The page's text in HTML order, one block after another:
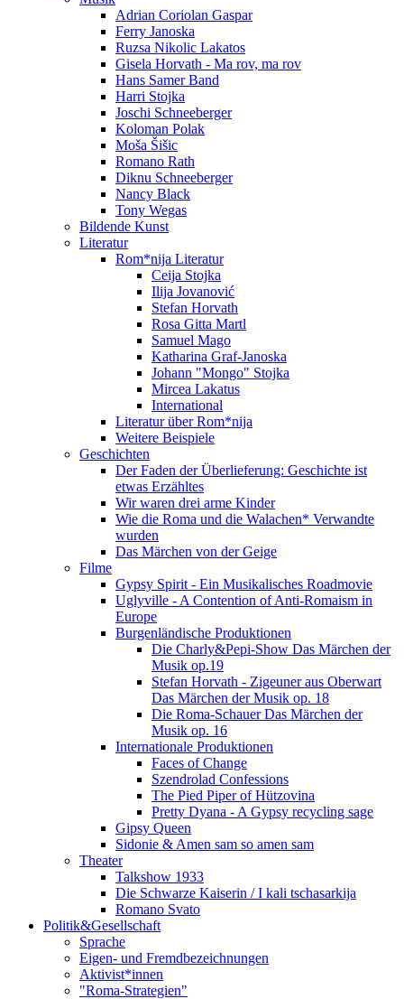
Adrian Coriolan Gaspar
Ferry Janoska
Ruzsa Nikolic Lakatos
Gisela Horvath - Ma rov, ma rov
Hans Samer Band
Harri Stojka
Joschi Schneeberger
Koloman Polak
Moša Šišic
Romano Rath
Diknu Schneeberger
Nancy Black
Tony Wegas
Bildende Kunst
Literatur
Rom*nija Literatur
Ceija Stojka
Ilija Jovanović
Stefan Horvath
Rosa Gitta Martl
Samuel Mago
Katharina Graf-Janoska
Johann "Mongo" Stojka
Mircea Lakatus
International
Literatur über Rom*nija
Weitere Beispiele
Geschichten
Der Faden der Überlieferung: Geschichte ist
etwas Erzähltes
Wir waren drei arme Kinder
Wie die Roma und die Walachen* Verwandte
wurden
Das Märchen von der Geige
Filme
Gypsy Spirit - Ein Musikalisches Roadmovie
Uglyville - A Contention of Anti-Romaism in
Europe
Burgenländische Produktionen
Die Charly&Pepi-Show Das Märchen der
Musik op.19
Stefan Horvath - Zigeuner aus Oberwart
Das Märchen der Musik op. 18
Die Roma-Schauer Das Märchen der
Musik op. 16
Internationale Produktionen
Faces of Change
Szendrolad Confessions
The Pied Piper of Hützovina
Pretty Dyana - A Gypsy recycling sage
Gipsy Queen
Sidonie & Amen sam so amen sam
Theater
Talkshow 1933
Die Schwarze Kaiserin / I kali tschasarkija
Romano Svato
Politik&Gesellschaft
Sprache
Eigen- und Fremdbezeichnungen
Aktivist*innen
"Roma-Strategien"